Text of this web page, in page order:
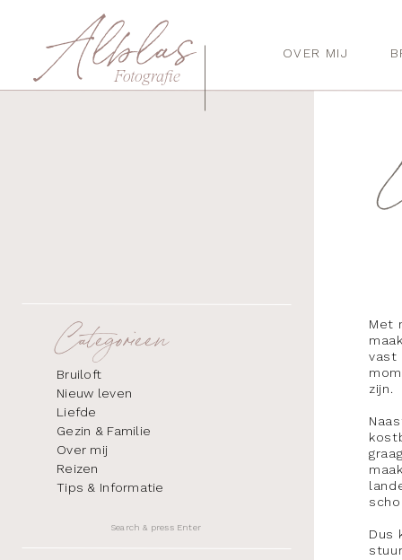
OVER MIJ
Fotografie
Alblas
Tips & Informatie
Reizen
Over mij
Gezin & Familie
Liefde
Nieuw leven
Bruiloft
Categorieen
Met
vast
zijn.
Dus